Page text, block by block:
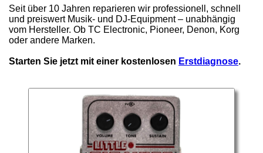
Seit über 10 Jahren reparieren wir professionell, schnell
und preiswert Musik- und DJ-Equipment – unabhängig
vom Hersteller. Ob TC Electronic, Pioneer, Denon, Korg
oder andere Marken.
Starten Sie jetzt mit einer kostenlosen Erstdiagnose.